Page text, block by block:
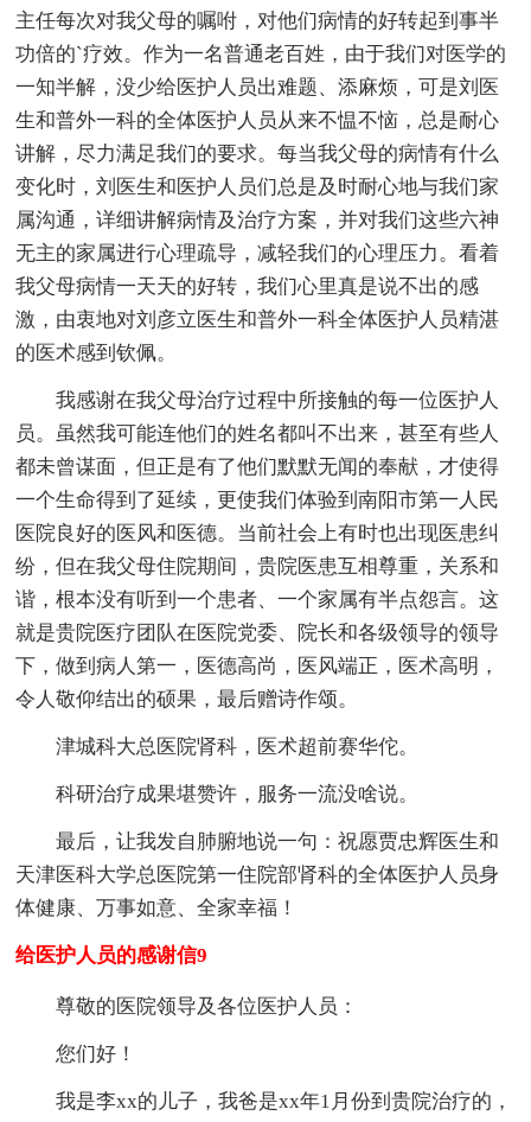
主任每次对我父母的嘱咐，对他们病情的好转起到事半
功倍的`疗效。作为一名普通老百姓，由于我们对医学的
一知半解，没少给医护人员出难题、添麻烦，可是刘医
生和普外一科的全体医护人员从来不愠不恼，总是耐心
讲解，尽力满足我们的要求。每当我父母的病情有什么
变化时，刘医生和医护人员们总是及时耐心地与我们家
属沟通，详细讲解病情及治疗方案，并对我们这些六神
无主的家属进行心理疏导，减轻我们的心理压力。看着
我父母病情一天天的好转，我们心里真是说不出的感
激，由衷地对刘彦立医生和普外一科全体医护人员精湛
的医术感到钦佩。
我感谢在我父母治疗过程中所接触的每一位医护人
员。虽然我可能连他们的姓名都叫不出来，甚至有些人
都未曾谋面，但正是有了他们默默无闻的奉献，才使得
一个生命得到了延续，更使我们体验到南阳市第一人民
医院良好的医风和医德。当前社会上有时也出现医患纠
纷，但在我父母住院期间，贵院医患互相尊重，关系和
谐，根本没有听到一个患者、一个家属有半点怨言。这
就是贵院医疗团队在医院党委、院长和各级领导的领导
下，做到病人第一，医德高尚，医风端正，医术高明，
令人敬仰结出的硕果，最后赠诗作颂。
津城科大总医院肾科，医术超前赛华佗。
科研治疗成果堪赞许，服务一流没啥说。
最后，让我发自肺腑地说一句：祝愿贾忠辉医生和
天津医科大学总医院第一住院部肾科的全体医护人员身
体健康、万事如意、全家幸福！
给医护人员的感谢信9
尊敬的医院领导及各位医护人员：
您们好！
我是李xx的儿子，我爸是xx年1月份到贵院治疗的，